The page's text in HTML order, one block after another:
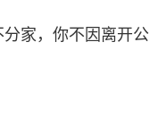
家，你不因离开公